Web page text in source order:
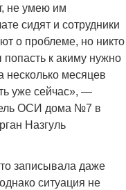
не умею им
сидят и сотрудники
о проблеме, но никто
к акиму нужно
несколько месяцев
уже сейчас», —
ОСИ дома №7 в
Назгуль
записывала даже
ситуация не